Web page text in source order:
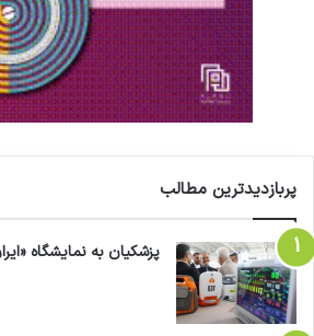
پربازدیدترین مطالب
پزشکیان به نمایشگاه